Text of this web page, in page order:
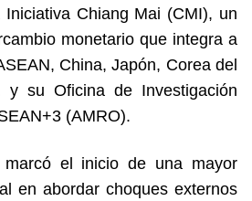
Chiang Mai (CMI), un
monetario que integra a
China, Japón, Corea del
su Oficina de Investigación
(AMRO).
el inicio de una mayor
en abordar choques externos